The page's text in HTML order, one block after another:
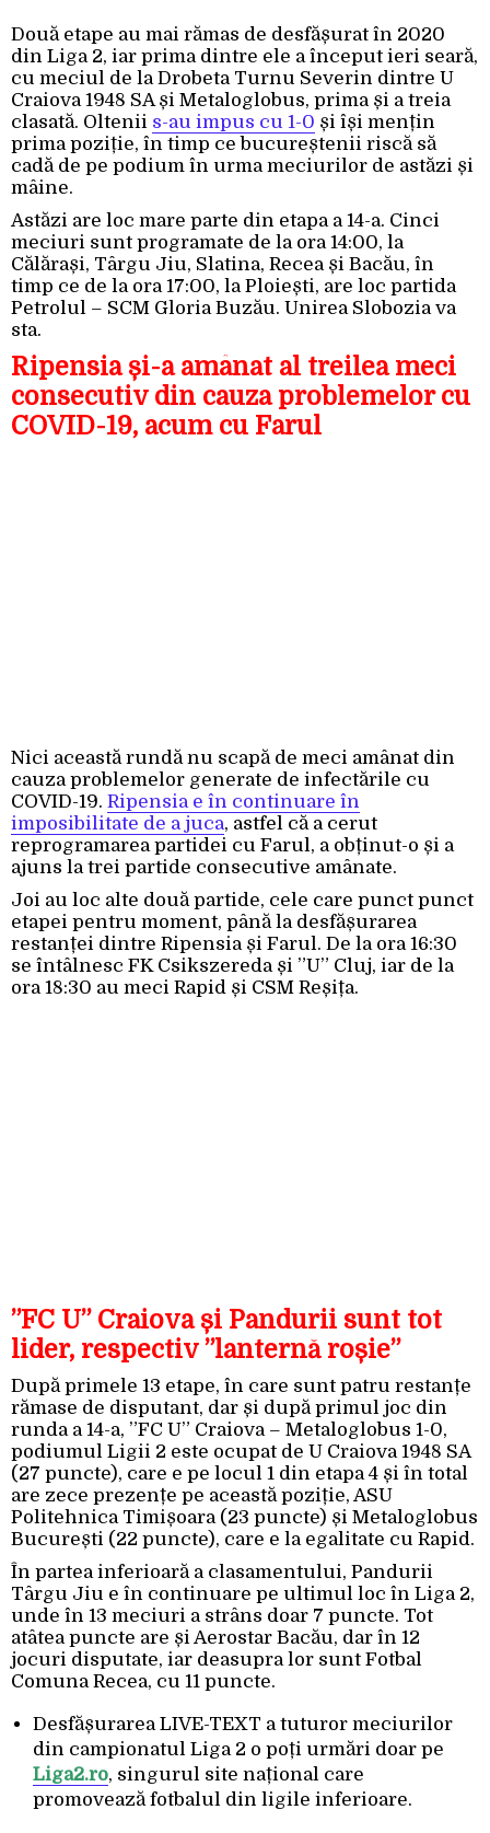
Două etape au mai rămas de desfășurat în 2020
din Liga 2, iar prima dintre ele a început ieri seară,
cu meciul de la Drobeta Turnu Severin dintre U
Craiova 1948 SA și Metaloglobus, prima și a treia
clasată. Oltenii s-au impus cu 1-0 și își mențin
prima poziție, în timp ce bucureștenii riscă să
cadă de pe podium în urma meciurilor de astăzi și
mâine.
Astăzi are loc mare parte din etapa a 14-a. Cinci
meciuri sunt programate de la ora 14:00, la
Călărași, Târgu Jiu, Slatina, Recea și Bacău, în
timp ce de la ora 17:00, la Ploiești, are loc partida
Petrolul – SCM Gloria Buzău. Unirea Slobozia va
sta.
Ripensia și-a amânat al treilea meci
consecutiv din cauza problemelor cu
COVID-19, acum cu Farul
Nici această rundă nu scapă de meci amânat din
cauza problemelor generate de infectările cu
COVID-19. Ripensia e în continuare în
imposibilitate de a juca, astfel că a cerut
reprogramarea partidei cu Farul, a obținut-o și a
ajuns la trei partide consecutive amânate.
Joi au loc alte două partide, cele care punct punct
etapei pentru moment, până la desfășurarea
restanței dintre Ripensia și Farul. De la ora 16:30
se întâlnesc FK Csikszereda și ”U” Cluj, iar de la
ora 18:30 au meci Rapid și CSM Reșița.
”FC U” Craiova și Pandurii sunt tot
lider, respectiv ”lanternă roșie”
După primele 13 etape, în care sunt patru restanțe
rămase de disputant, dar și după primul joc din
runda a 14-a, ”FC U” Craiova – Metaloglobus 1-0,
podiumul Ligii 2 este ocupat de U Craiova 1948 SA
(27 puncte), care e pe locul 1 din etapa 4 și în total
are zece prezențe pe această poziție, ASU
Politehnica Timișoara (23 puncte) și Metaloglobus
București (22 puncte), care e la egalitate cu Rapid.
În partea inferioară a clasamentului, Pandurii
Târgu Jiu e în continuare pe ultimul loc în Liga 2,
unde în 13 meciuri a strâns doar 7 puncte. Tot
atâtea puncte are și Aerostar Bacău, dar în 12
jocuri disputate, iar deasupra lor sunt Fotbal
Comuna Recea, cu 11 puncte.
Desfășurarea LIVE-TEXT a tuturor meciurilor
din campionatul Liga 2 o poți urmări doar pe
Liga2.ro, singurul site național care
promovează fotbalul din ligile inferioare.